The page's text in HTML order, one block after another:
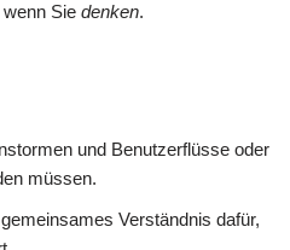
Sie denken.
und Benutzerflüsse oder
müssen.
Verständnis dafür,